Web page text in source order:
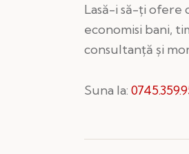
Lasă-i să-ți ofere
economisi bani,
consultanță și
Suna la: